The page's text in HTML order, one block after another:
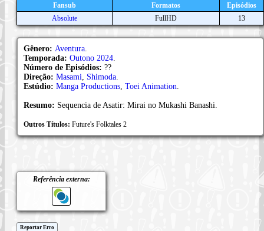
Fansub Formatos
Episódios
Absolute
FullHD 13
Gênero: Aventura
Temporada: Outono 2024
Número de Episódios: ??
Direção: Masami Shimoda
Estúdio: Manga Productions Toei Animation
Resumo: Sequencia de Asatir: Mirai no Mukashi Banashi.
Outros Títulos: Future's Folktales 2
Referência externa:
Reportar Erro